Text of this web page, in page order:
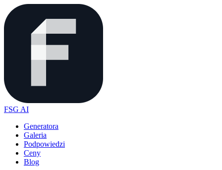
FSG AI
Generatora
Galeria
Podpowiedzi
Ceny
Blog